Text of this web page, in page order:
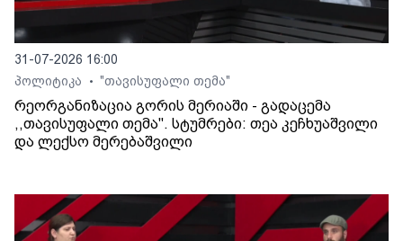
31-07-2026 16:00
პოლიტიკა
• "თავისუფალი თემა"
რეორგანიზაცია გორის მერიაში - გადაცემა
,,თავისუფალი თემა". სტუმრები: თეა კეჩხუაშვილი
და ლექსო მერებაშვილი